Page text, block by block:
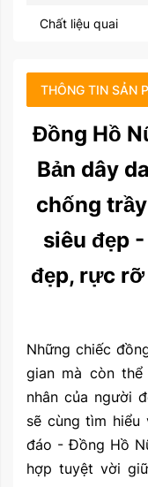
Chất liệu quai
THÔNG TIN SẢN
CHẾ ĐỘ BẢO
HƯỚNG DẪN SỬ
Đồng Hồ
Bản dây
chống
siêu đẹp
đẹp, rực rỡ
Những chiếc
gian mà còn
nhân của người
sẽ cùng tìm
đáo - Đồng Hồ
hợp tuyệt vời